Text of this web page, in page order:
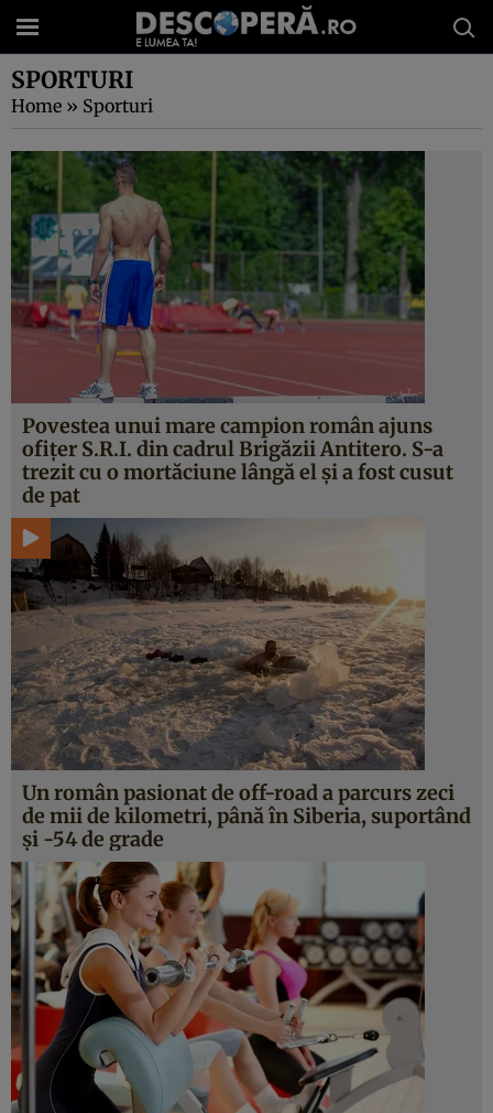
SPORTURI
Home » Sporturi
Povestea unui mare campion român ajuns
ofiţer S.R.I. din cadrul Brigăzii Antitero. S-a
trezit cu o mortăciune lângă el şi a fost cusut
de pat
Un român pasionat de off-road a parcurs zeci
de mii de kilometri, până în Siberia, suportând
şi -54 de grade